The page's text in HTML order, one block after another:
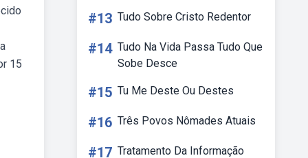
15
#13 Tudo Sobre Cristo Redentor
#14 Tudo Na Vida Passa Tudo Que
Sobe Desce
#15 Tu Me Deste Ou Destes
#16 Três Povos Nômades Atuais
#17 Tratamento Da Informação